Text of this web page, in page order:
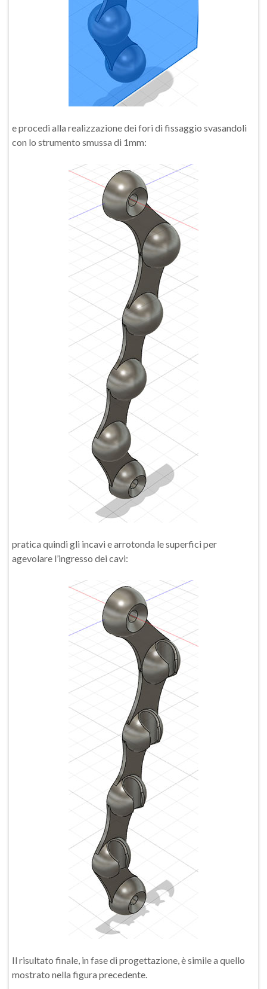
e procedi alla realizzazione dei fori di fissaggio svasandoli
con lo strumento smussa di 1mm:
pratica quindi gli incavi e arrotonda le superfici per
agevolare l’ingresso dei cavi:
Il risultato finale, in fase di progettazione, è simile a quello
mostrato nella figura precedente.